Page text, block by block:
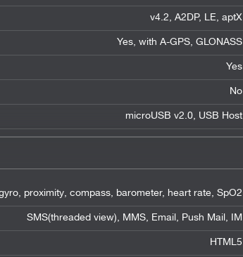
v4.2, A2DP, LE, aptX
Yes, with A-GPS, GLONASS
Yes
No
microUSB v2.0, USB Host
proximity, compass, barometer, heart rate, SpO2
SMS(threaded view), MMS, Email, Push Mail, IM
HTML5